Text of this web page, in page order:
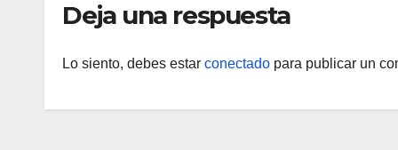
Deja una respuesta
Lo siento, debes estar conectado para publicar un